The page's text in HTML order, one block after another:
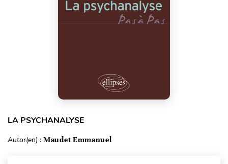
LA PSYCHANALYSE
Autor(en) : Maudet Emmanuel